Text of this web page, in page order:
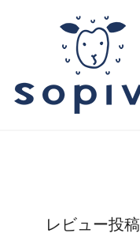
レビュー投稿